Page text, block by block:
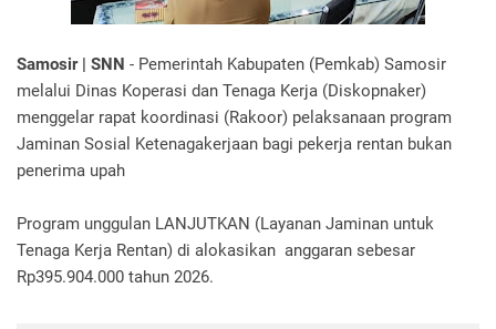
Samosir | SNN - Pemerintah Kabupaten (Pemkab) Samosir
melalui Dinas Koperasi dan Tenaga Kerja (Diskopnaker)
menggelar rapat koordinasi (Rakoor) pelaksanaan program
Jaminan Sosial Ketenagakerjaan bagi pekerja rentan bukan
penerima upah
Program unggulan LANJUTKAN (Layanan Jaminan untuk
Tenaga Kerja Rentan) di alokasikan anggaran sebesar
Rp395.904.000 tahun 2026.